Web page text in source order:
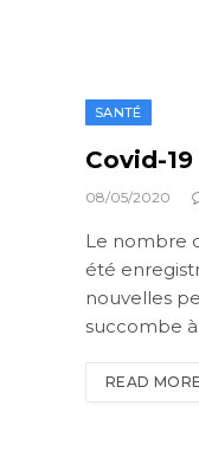
SANTÉ
Covid-
08/05/2020
Le nombre
été
nouvelles
succombe à
READ MORE